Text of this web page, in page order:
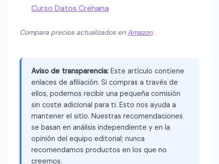
Curso Datos Crehana
Compara precios actualizados enAmazon.
Aviso de transparencia: Este artículo contiene
enlaces de afiliación. Si compras a través de
ellos, podemos recibir una pequeña comisión
sin coste adicional para ti. Esto nos ayuda a
mantener el sitio. Nuestras recomendaciones
se basan en análisis independiente y en la
opinión del equipo editorial; nunca
recomendamos productos en los que no
creemos.